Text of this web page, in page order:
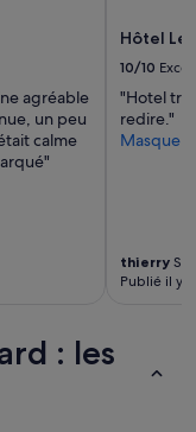
agréable
un peu
calme
Hôtel Le
10/10
"Hotel
redire."
Masquer
thierry
Publié il y
: les